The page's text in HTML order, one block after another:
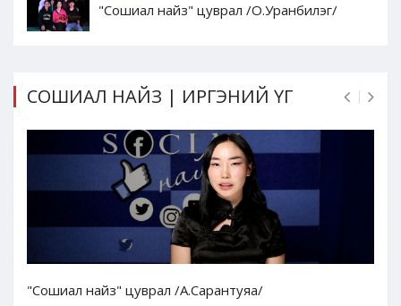
"Сошиал найз" цуврал /О.Уранбилэг/
СОШИАЛ НАЙЗ | ИРГЭНИЙ ҮГ
"Сошиал найз" цуврал /А.Сарантуяа/